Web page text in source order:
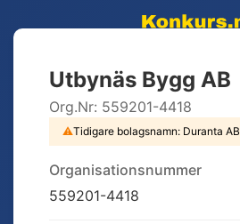
Utbynäs Bygg AB
Org.Nr: 559201-4418
⚠Tidigare bolagsnamn: Duranta AB
Organisationsnummer
559201-4418